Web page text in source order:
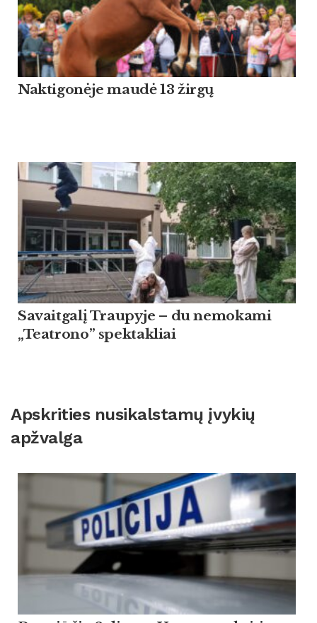
Naktigonėje maudė 13 žirgų
Savaitgalį Traupyje – du nemokami
„Teatrono” spektakliai
Apskrities nusikalstamų įvykių
apžvalga